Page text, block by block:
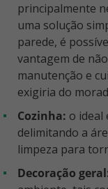
principalmente
uma solução
parede, é
vantagem de
manutenção e
exigiria do
Cozinha: o ideal
delimitando a
limpeza para
Decoração